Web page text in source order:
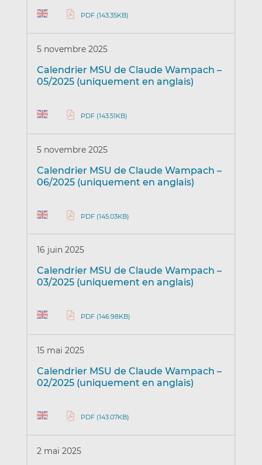
PDF (143.35KB)
5 novembre 2025
Calendrier MSU de Claude Wampach –
05/2025 (uniquement en anglais)
PDF (143.51KB)
5 novembre 2025
Calendrier MSU de Claude Wampach –
06/2025 (uniquement en anglais)
PDF (145.03KB)
16 juin 2025
Calendrier MSU de Claude Wampach –
03/2025 (uniquement en anglais)
PDF (146.98KB)
15 mai 2025
Calendrier MSU de Claude Wampach –
02/2025 (uniquement en anglais)
PDF (143.07KB)
2 mai 2025